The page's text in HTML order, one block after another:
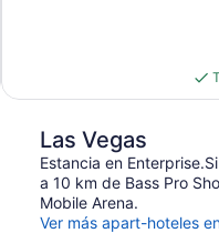
Las Vegas
Estancia en
a 10 km de Bass Pro
Mobile Arena.
Ver más apart-hoteles